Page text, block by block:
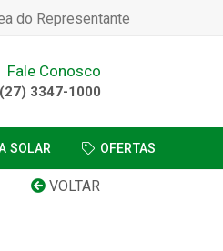
do Representante
Fale Conosco
(27) 3347-1000
SOLAR OFERTAS
VOLTAR